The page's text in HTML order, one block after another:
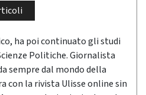
ha poi continuato gli studi
Politiche. Giornalista
sempre dal mondo della
con la rivista Ulisse online sin